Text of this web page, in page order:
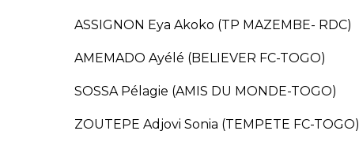
ASSIGNON Eya Akoko (TP MAZEMBE- RDC)
AMEMADO Ayélé (BELIEVER FC-TOGO)
SOSSA Pélagie (AMIS DU MONDE-TOGO)
ZOUTEPE Adjovi Sonia (TEMPETE FC-TOGO)